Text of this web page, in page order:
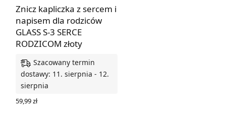
Znicz kapliczka z sercem i
napisem dla rodziców
GLASS S-3 SERCE
RODZICOM złoty
Szacowany termin
dostawy: 11. sierpnia - 12.
sierpnia
59,99zł